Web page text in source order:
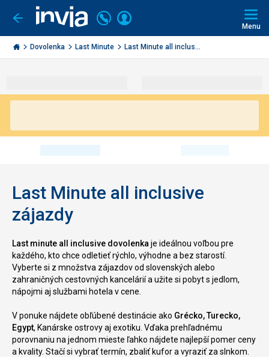
Ísť
späť
Invia.sk
Volajte
+421
2
3221
Prihlásiť
Menu
Dovolenka Last Minute Last Minute all inclus...
Last Minute all inclusive
zájazdy
Last minute all inclusive dovolenka je ideálnou voľbou pre
každého, kto chce odletieť rýchlo, výhodne a bez starostí.
Vyberte si z množstva zájazdov od slovenských alebo
zahraničných cestovných kancelárií a užite si pobyt s jedlom,
nápojmi aj službami hotela v cene.
V ponuke nájdete obľúbené destinácie ako Grécko, Turecko,
Egypt, Kanárske ostrovy aj exotiku. Vďaka prehľadnému
porovnaniu na jednom mieste ľahko nájdete najlepší pomer ceny
a kvality. Stačí si vybrať termín, zbaliť kufor a vyraziť za slnkom.